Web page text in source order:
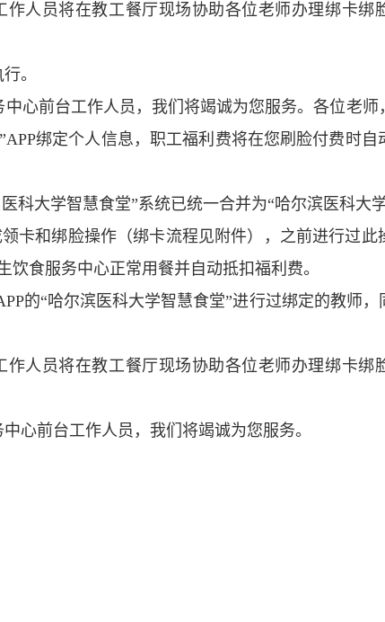
人员将在教工餐厅现场协助各位老师办理绑卡绑
。
心前台工作人员，我们将竭诚为您服务。各位老师
绑定个人信息，职工福利费将在您刷脸付费时自
科大学智慧食堂”系统已统一合并为“哈尔滨医科大
卡和绑脸操作 （绑卡流程见附件），之前进行过
食服务中心正常用餐并自动抵扣福利费。
的“哈尔滨医科大学智慧食堂”进行过绑定的教师
人员将在教工餐厅现场协助各位老师办理绑卡绑
心前台工作人员，我们将竭诚为您服务。